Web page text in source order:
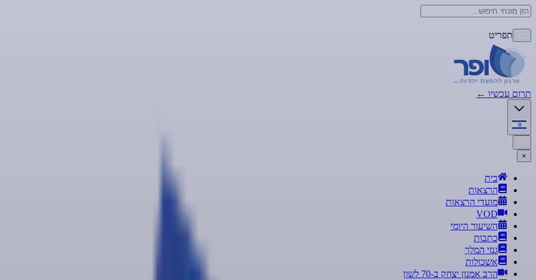
תפריט
תרום עכשיו ←
×
בית
הרצאות
מועדי הרצאות
VOD
השיעור היומי
כתבות
גנזי המלך
אשכולות
הרב אמנון יצחק ב-70 לשון